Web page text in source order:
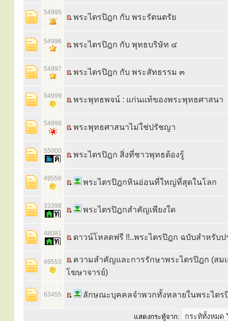
54995
พระไตรปิฎก กับ พระรัตนตรัย
54996 พระไตรปิฎก กับ พุทธบริษัท ๔
54997 พระไตรปิฎก กับ พระสัทธรรม ๓
54999 พระพุทธพจน์ : แก่นแท้ของพระพุทธศาสนา
54998 พระพุทธศาสนาไม่ใช่ปรัชญา
55000 พระไตรปิฎก สิ่งที่ชาวพุทธต้องรู้
49556 พระไตรปิฎกหินอ่อนที่ใหญ่ที่สุดในโลก
33398 พระไตรปิฎกสำคัญเพียงใด
48081 ดาวน์โหลดฟรี !!..พระไตรปิฎก ฉบับสำหรับ
49553
ความสำคัญและการรักษาพระไตรปิฎก (สม
โฆษาจารย์)
63455 ลักษณะบุคคลจำพวกทั้งหลายในพระไตร
แสดงกระทู้จาก: